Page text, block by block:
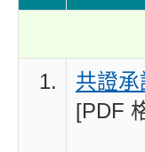
1.
共證
[PDF